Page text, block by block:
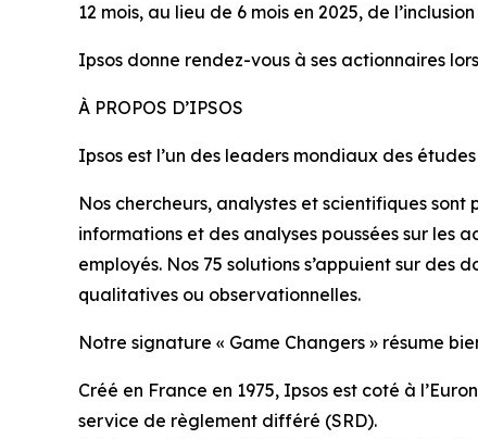
12 mois, au lieu de 6 mois en 2025, de
Ipsos donne rendez-vous à ses actionnaires
À PROPOS D’IPSOS
Ipsos est l’un des leaders mondiaux des
Nos chercheurs, analystes et scientifiques
informations et des analyses poussées sur les
employés. Nos 75 solutions s’appuient sur
qualitatives ou observationnelles.
Notre signature « Game Changers » résume
Créé en France en 1975, Ipsos est coté à
service de règlement différé (SRD).